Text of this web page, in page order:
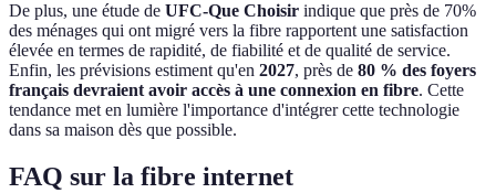
De plus, une étude de UFC-Que Choisir indique que près de 70%
des ménages qui ont migré vers la fibre rapportent une satisfaction
élevée en termes de rapidité, de fiabilité et de qualité de service.
Enfin, les prévisions estiment qu'en 2027, près de 80 % des foyers
français devraient avoir accès à une connexion en fibre. Cette
tendance met en lumière l'importance d'intégrer cette technologie
dans sa maison dès que possible.
FAQ sur la fibre internet